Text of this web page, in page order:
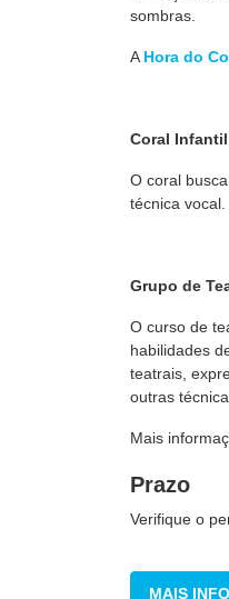
sombras.
A Hora do
Coral Infantil
O coral
técnica
Grupo de
O curso de
habilidades
teatrais,
outras
Mais
Prazo
Verifique o
MAIS